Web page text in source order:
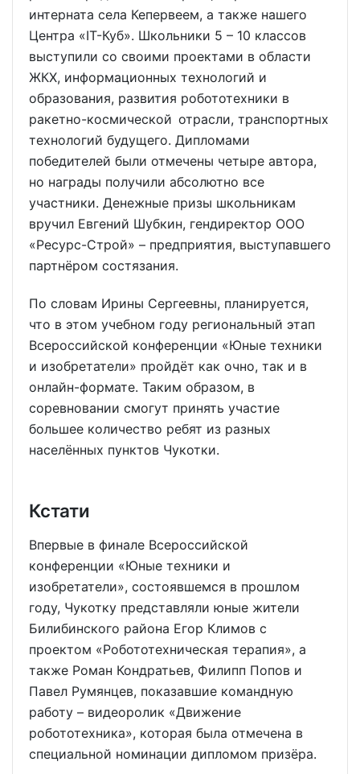
интерната села Кепервеем, а также нашего
Центра «IT-Куб». Школьники 5 – 10 классов
выступили со своими проектами в области
ЖКХ, информационных технологий и
образования, развития робототехники в
ракетно-космической отрасли, транспортных
технологий будущего. Дипломами
победителей были отмечены четыре автора,
но награды получили абсолютно все
участники. Денежные призы школьникам
вручил Евгений Шубкин, гендиректор ООО
«Ресурс-Строй» – предприятия, выступавшего
партнёром состязания.
По словам Ирины Сергеевны, планируется,
что в этом учебном году региональный этап
Всероссийской конференции «Юные техники
и изобретатели» пройдёт как очно, так и в
онлайн-формате. Таким образом, в
соревновании смогут принять участие
большее количество ребят из разных
населённых пунктов Чукотки.
Кстати
Впервые в финале Всероссийской
конференции «Юные техники и
изобретатели», состоявшемся в прошлом
году, Чукотку представляли юные жители
Билибинского района Егор Климов с
проектом «Робототехническая терапия», а
также Роман Кондратьев, Филипп Попов и
Павел Румянцев, показавшие командную
работу – видеоролик «Движение
робототехника», которая была отмечена в
специальной номинации дипломом призёра.